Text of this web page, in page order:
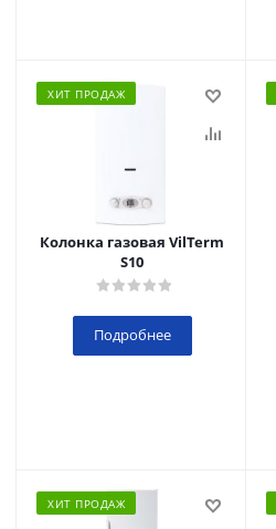
ХИТ ПРОДАЖ
Колонка газовая VilTerm
S10
Подробнее
ХИТ ПРОДАЖ